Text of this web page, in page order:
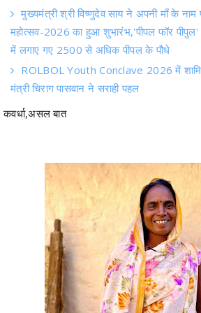
में लगाए गए 2500 से अधिक पीपल के पौधे
ROLBOL Youth Conclave 2026 में
मंत्री चिराग पासवान ने सराही पहल
कवर्धा,असल बात